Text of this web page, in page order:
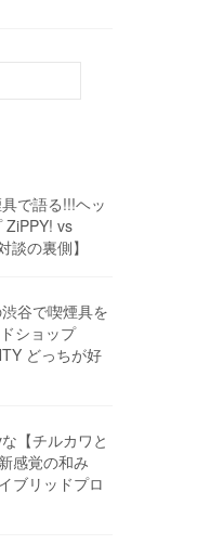
で語る!!!ヘッ
ZiPPY! vs
談の裏側】
谷で喫煙具を
ショップ
どっちが好
【チルカワと
感覚の和み
ブリッドプロ